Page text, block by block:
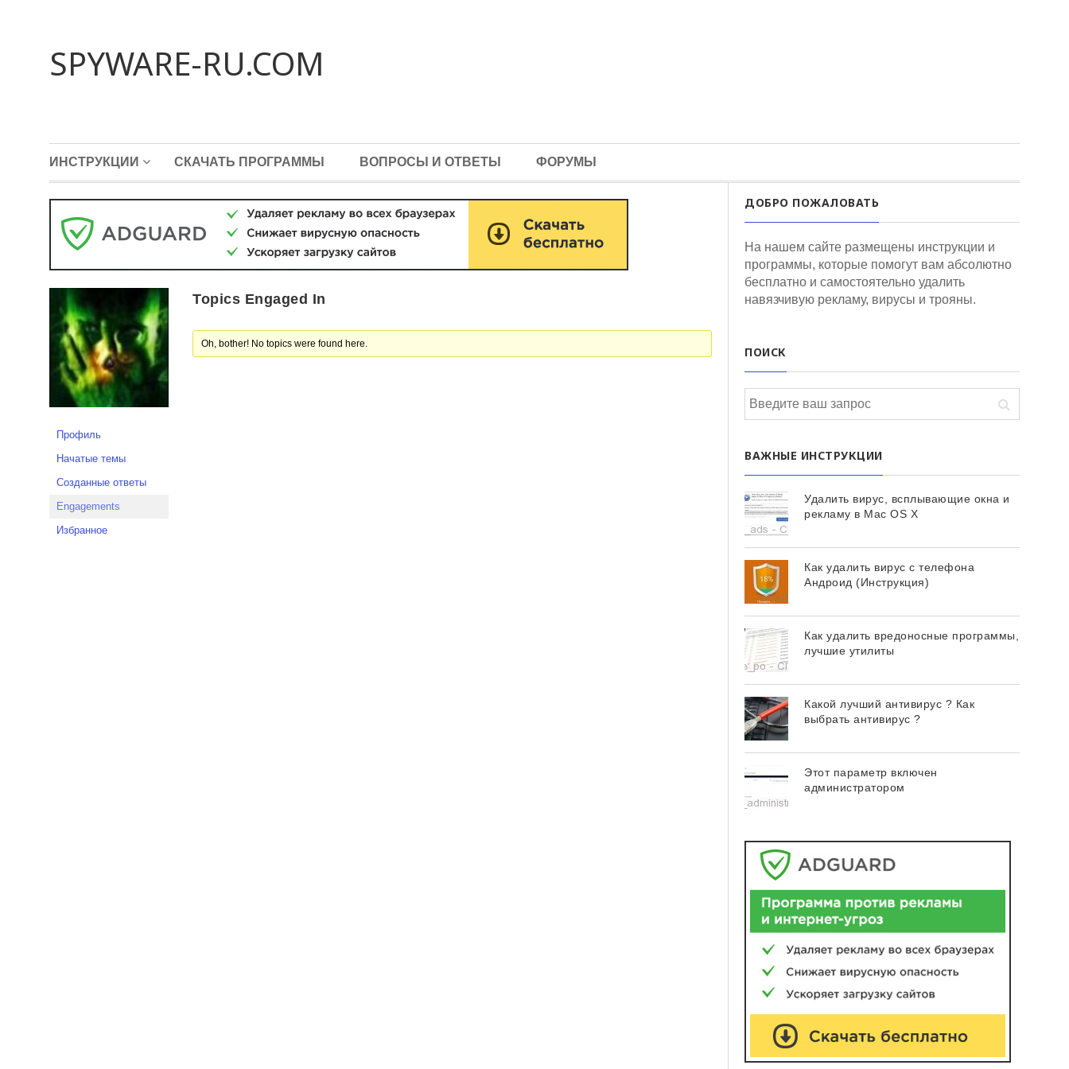
SPYWARE-RU.COM
ИНСТРУКЦИИ СКАЧАТЬ ПРОГРАММЫ ВОПРОСЫ И ОТВЕТЫ ФОРУМЫ
Профиль
Начатые темы
Созданные ответы
Engagements
Избранное
Topics Engaged In
Oh, bother! No topics were found here.
ДОБРО ПОЖАЛОВАТЬ
На нашем сайте размещены инструкции и
программы, которые помогут вам абсолютно
бесплатно и самостоятельно удалить
навязчивую рекламу, вирусы и трояны.
ПОИСК
ВАЖНЫЕ ИНСТРУКЦИИ
Удалить вирус, всплывающие окна и
рекламу в Mac OS X
Как удалить вирус с телефона
Андроид (Инструкция)
Как удалить вредоносные программы,
лучшие утилиты
Какой лучший антивирус ? Как
выбрать антивирус ?
Этот параметр включен
администратором